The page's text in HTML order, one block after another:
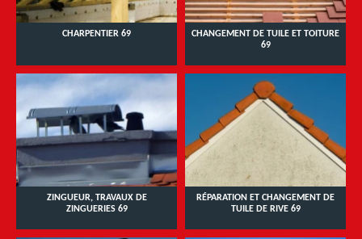
CHARPENTIER 69
CHANGEMENT DE TUILE ET TOITURE
69
ZINGUEUR, TRAVAUX DE
ZINGUERIES 69
RÉPARATION ET CHANGEMENT DE
TUILE DE RIVE 69